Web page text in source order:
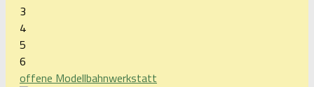
3
4
5
6
offene Modellbahnwerkstatt